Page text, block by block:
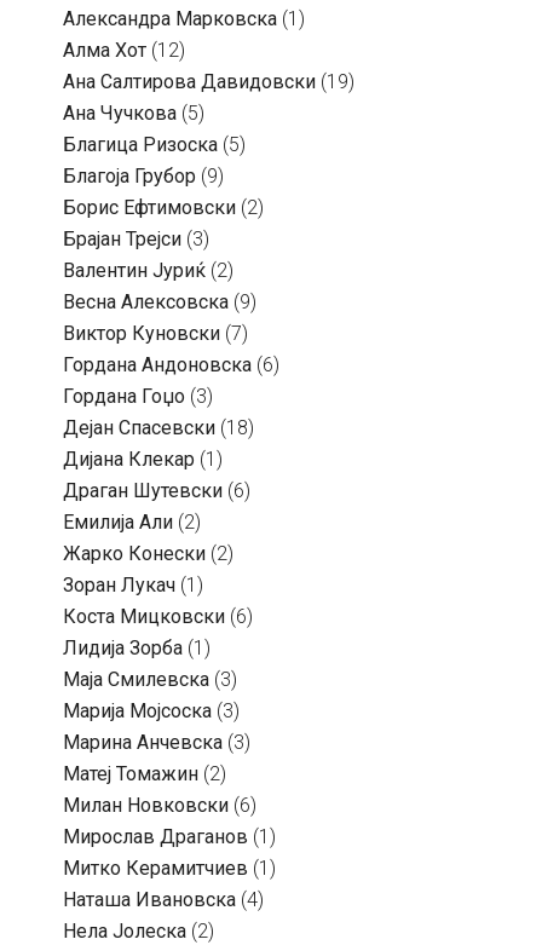
Александра Марковска (1)
Алма Хот (12)
Ана Салтирова Давидовски (19)
Ана Чучкова (5)
Благица Ризоска (5)
Благоја Грубор (9)
Борис Ефтимовски (2)
Брајан Трејси (3)
Валентин Јуриќ (2)
Весна Алексовска (9)
Виктор Куновски (7)
Гордана Андоновска (6)
Гордана Гоџо (3)
Дејан Спасевски (18)
Дијана Клекар (1)
Драган Шутевски (6)
Емилија Али (2)
Жарко Конески (2)
Зоран Лукач (1)
Коста Мицковски (6)
Лидија Зорба (1)
Маја Смилевска (3)
Марија Мојсоска (3)
Марина Анчевска (3)
Матеј Томажин (2)
Милан Новковски (6)
Мирослав Драганов (1)
Митко Керамитчиев (1)
Наташа Ивановска (4)
Нела Јолеска (2)